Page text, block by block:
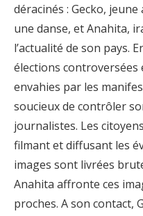
déracinés : Gecko,
une danse, et Anahita,
l’actualité de son pays.
élections
envahies par les
soucieux de contrôler
journalistes. Les
filmant et diffusant les
images sont livrées
Anahita affronte ces
proches. A son contact,